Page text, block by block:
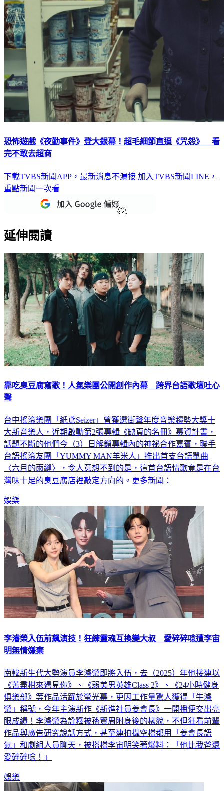
恐怖遊戲《夜勤事件》登大銀幕！超毛細節直逼《咒怨》 看
完不敢去超商
下載TVBS新聞APP，最新消息不漏接 加入TVBS新聞LINE，
重點新聞一次看
延伸閱讀
靠吃臭豆腐寫歌！人氣樂團公開創作內幕 跨界台語歌壇吐心
聲
台中搖滾樂團「紙鳶Seizer」曾獲選街聲年度音樂趨勢大獎十
大新音樂人，近期啟動第2張專輯《缺頁的名冊》募資計畫，
話題不斷的他們今（3）日解鎖專輯內的神祕合作嘉賓，聯手
台語搖滾友團「YUMMY MAN羊米人」推出首支台語單曲
〈六月的雨縫〉，令人意想不到的是，這首台語情歌竟是在台
灣味十足的臭豆腐店裡敲定方向的。更多新聞：
娛樂
李濬榮入伍前飆演技！狂練靈魂互換變大叔 愛碎碎唸遭李宙
明無情嫌棄
南韓新生代大勢演員李濬榮即將入伍，去（2025）年他接連以
《苦盡柑來遇見你》、《弱美男英雄Class 2》、《24小時健身
俱樂部》等作品活躍於螢光幕，更因工作量驚人獲得「牛濬
榮」稱號，今年主演新作《新進社員姜會長》一開播便交出亮
眼成績！李濬榮為詮釋被孫賢周附身後的樣貌，不但狂看前輩
作品與廣告研究說話方式，甚至連拍攝空檔都用「姜會長語
氣」和劇組人員聊天，被搭檔李宙明笑著爆料：「他比我爸還
愛碎碎唸！」
娛樂